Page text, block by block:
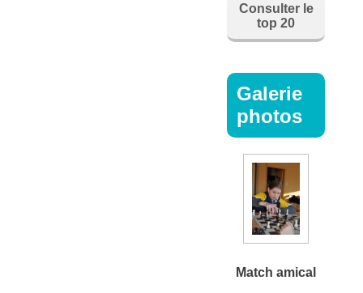
Consulter le
top 20
Galerie
photos
Match amical